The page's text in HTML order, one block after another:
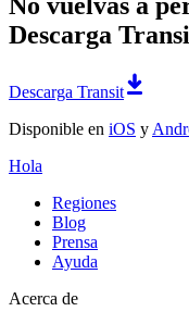
Descarga
Descarga Transit
Disponible en iOS y
Hola
Regiones
Blog
Prensa
Ayuda
Acerca de